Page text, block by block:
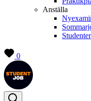
Anställa
Studenter
0